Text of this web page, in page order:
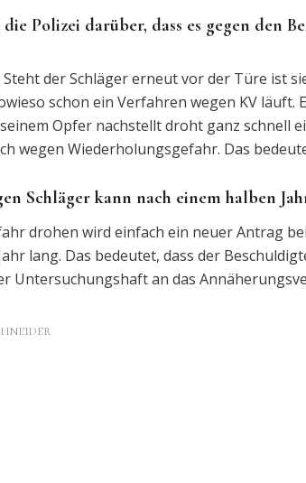
Polizei darüber, dass es gegen den
der Schläger erneut vor der Türe ist
schon ein Verfahren wegen KV läuft.
Opfer nachstellt droht ganz schnell
wegen Wiederholungsgefahr. Das
Schläger kann nach einem halben
drohen wird einfach ein neuer Antrag
lang. Das bedeutet, dass der
Untersuchungshaft an das